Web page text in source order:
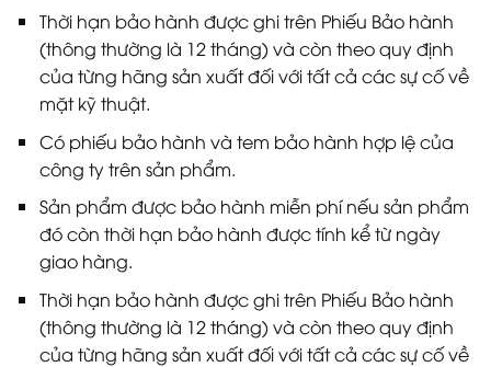
Thời hạn bảo hành được ghi trên Phiếu Bảo hành
(thông thường là 12 tháng) và còn theo quy định
của từng hãng sản xuất đối với tất cả các sự cố về
mặt kỹ thuật.
Có phiếu bảo hành và tem bảo hành hợp lệ của
công ty trên sản phẩm.
Sản phẩm được bảo hành miễn phí nếu sản phẩm
đó còn thời hạn bảo hành được tính kể từ ngày
giao hàng.
Thời hạn bảo hành được ghi trên Phiếu Bảo hành
(thông thường là 12 tháng) và còn theo quy định
của từng hãng sản xuất đối với tất cả các sự cố về